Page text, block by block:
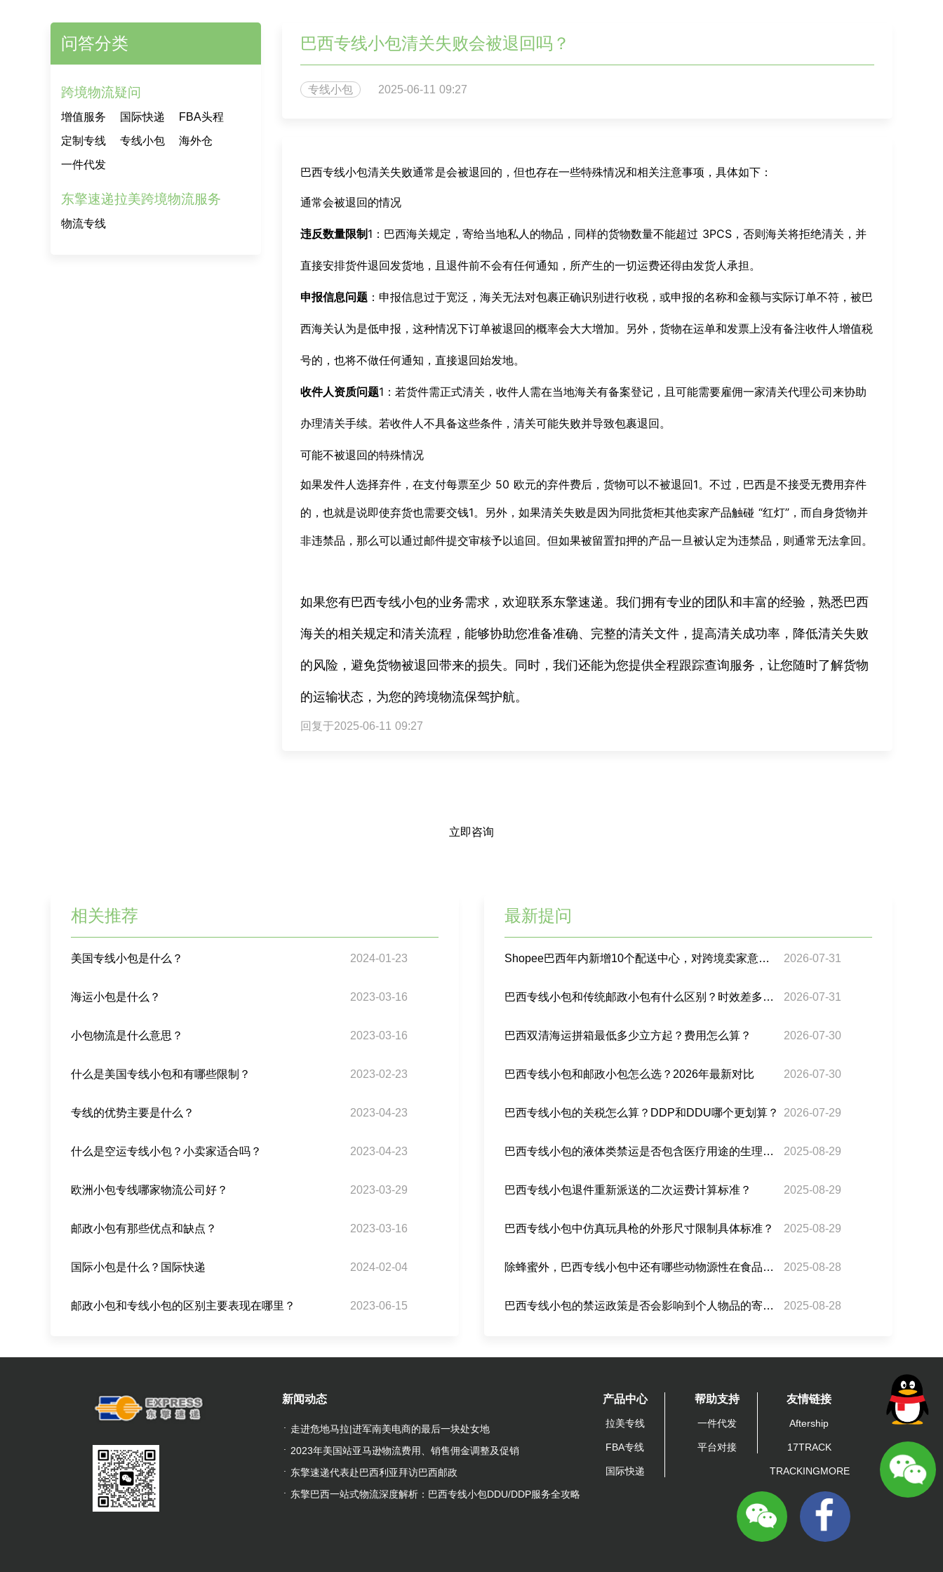
问答分类
跨境物流疑问
增值服务 国际快递
FBA头程
定制专线
专线小包
海外仓
一件代发
东擎速递拉美跨境物流服务
物流专线
巴西专线小包清关失败会被退回吗？
专线小包 2025-06-11 09:27
巴西专线小包清关失败通常是会被退回的，但也存在一些特殊情况和相关注意事项，具体如下：
通常会被退回的情况
违反数量限制 1 ：巴西海关规定，寄给当地私人的物品，同样的货物数量不能超过 3PCS，否则海关将拒绝清关，并
直接安排货件退回发货地，且退件前不会有任何通知，所产生的一切运费还得由发货人承担。
申报信息问题 ：申报信息过于宽泛，海关无法对包裹正确识别进行收税，或申报的名称和金额与实际订单不符，被巴
西海关认为是低申报，这种情况下订单被退回的概率会大大增加。另外，货物在运单和发票上没有备注收件人增值税
号的，也将不做任何通知，直接退回始发地。
收件人资质问题1 ：若货件需正式清关，收件人需在当地海关有备案登记，且可能需要雇佣一家清关代理公司来协助
办理清关手续。若收件人不具备这些条件，清关可能失败并导致包裹退回。
可能不被退回的特殊情况
如果发件人选择弃件，在支付每票至少 50 欧元的弃件费后，货物可以不被退回1。不过，巴西是不接受无费用弃件
的，也就是说即使弃货也需要交钱1。另外，如果清关失败是因为同批货柜其他卖家产品触碰 “红灯”，而自身货物并
非违禁品，那么可以通过邮件提交审核予以追回。但如果被留置扣押的产品一旦被认定为违禁品，则通常无法拿回。
如果您有巴西专线小包的业务需求，欢迎联系东擎速递。我们拥有专业的团队和丰富的经验，熟悉巴西
海关的相关规定和清关流程，能够协助您准备准确、完整的清关文件，提高清关成功率，降低清关失败
的风险，避免货物被退回带来的损失。同时，我们还能为您提供全程跟踪查询服务，让您随时了解货物
的运输状态，为您的跨境物流保驾护航。
回复于2025-06-11 09:27
立即咨询
最新提问
Shopee巴西年内新增10个配送中心，对跨境卖家意味着什么？ 2026-07-31
巴西专线小包和传统邮政小包有什么区别？时效差多少？ 2026-07-31
巴西双清海运拼箱最低多少立方起？费用怎么算？ 2026-07-30
巴西专线小包和邮政小包怎么选？2026年最新对比 2026-07-30
巴西专线小包的关税怎么算？DDP和DDU哪个更划算？ 2026-07-29
巴西专线小包的液体类禁运是否包含医疗用途的生理盐水？ 2025-08-29
巴西专线小包退件重新派送的二次运费计算标准？ 2025-08-29
巴西专线小包中仿真玩具枪的外形尺寸限制具体标准？ 2025-08-29
除蜂蜜外，巴西专线小包中还有哪些动物源性在食品禁运范围内？ 2025-08-28
巴西专线小包的禁运政策是否会影响到个人物品的寄送？ 2025-08-28
相关推荐
美国专线小包是什么？ 2024-01-23
海运小包是什么？ 2023-03-16
小包物流是什么意思？ 2023-03-16
什么是美国专线小包和有哪些限制？ 2023-02-23
专线的优势主要是什么？ 2023-04-23
什么是空运专线小包？小卖家适合吗？ 2023-04-23
欧洲小包专线哪家物流公司好？ 2023-03-29
邮政小包有那些优点和缺点？ 2023-03-16
国际小包是什么？国际快递 2024-02-04
邮政小包和专线小包的区别主要表现在哪里？ 2023-06-15
新闻动态
走进危地马拉|进军南美电商的最后一块处女地
2023年美国站亚马逊物流费用、销售佣金调整及促销
东擎速递代表赴巴西利亚拜访巴西邮政
东擎巴西一站式物流深度解析：巴西专线小包DDU/DDP服务全攻略
产品中心
拉美专线
FBA专线
国际快递
帮助支持
一件代发
平台对接
友情链接
Aftership
17TRACK
TRACKINGMORE